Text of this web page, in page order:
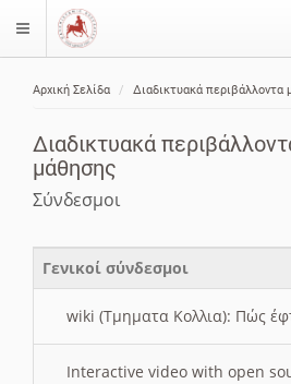
$langMenu
Αρχική Σελίδα Διαδικτυακά περιβάλλοντα
Διαδικτυακά
μάθησης
Σύνδεσμοι
Γενικοί σύνδεσμοι
wiki (Τμηματα Κολλια): Πώς
Interactive video with open